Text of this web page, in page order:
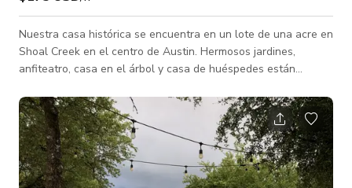
Nuestra casa histórica se encuentra en un lote de una acre en
Shoal Creek en el centro de Austin. Hermosos jardines,
anfiteatro, casa en el árbol y casa de huéspedes están